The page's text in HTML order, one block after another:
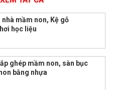
mầm non, Kệ gỗ
học liệu
ghép mầm non, sàn bục
bằng nhựa